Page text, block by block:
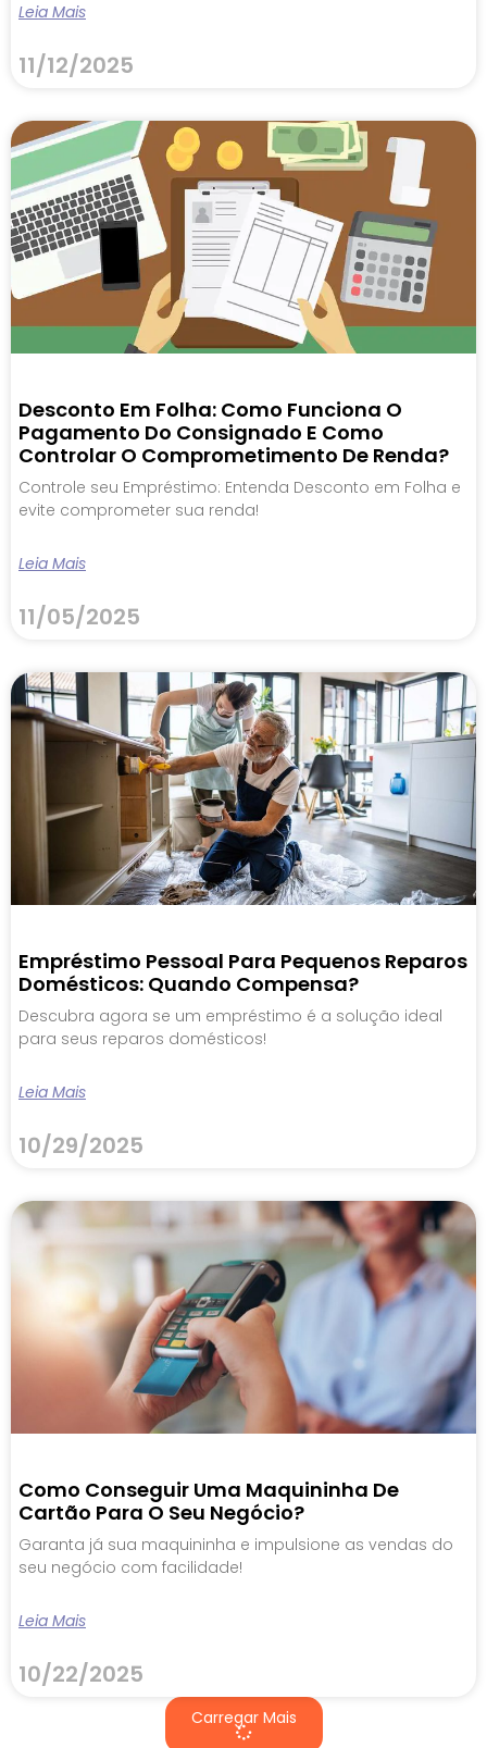
Leia Mais
11/12/2025
Desconto Em Folha: Como Funciona O
Pagamento Do Consignado E Como
Controlar O Comprometimento De Renda?
Controle seu Empréstimo: Entenda Desconto em Folha e
evite comprometer sua renda!
Leia Mais
11/05/2025
Empréstimo Pessoal Para Pequenos Reparos
Domésticos: Quando Compensa?
Descubra agora se um empréstimo é a solução ideal
para seus reparos domésticos!
Leia Mais
10/29/2025
Como Conseguir Uma Maquininha De
Cartão Para O Seu Negócio?
Garanta já sua maquininha e impulsione as vendas do
seu negócio com facilidade!
Leia Mais
10/22/2025
Carregar Mais